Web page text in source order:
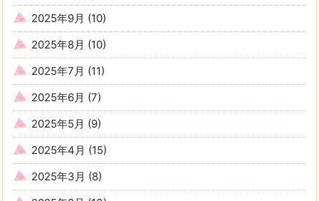
2025年9月 (10)
2025年8月 (10)
2025年7月 (11)
2025年6月 (7)
2025年5月 (9)
2025年4月 (15)
2025年3月 (8)